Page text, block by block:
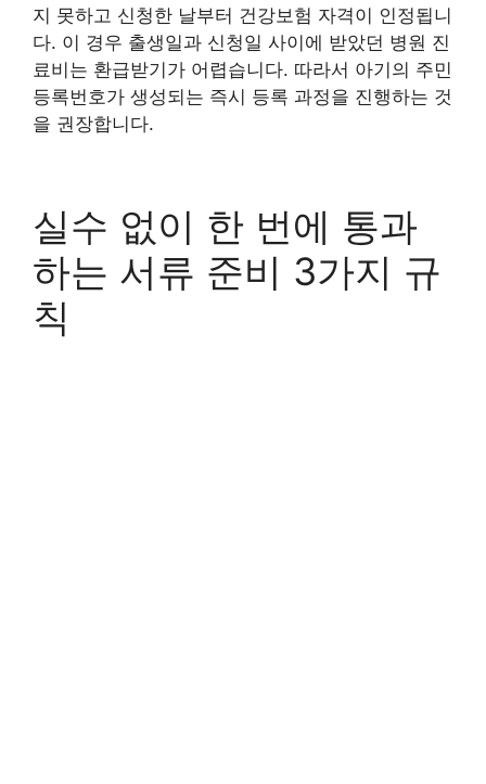
지 못하고 신청한 날부터 건강보험 자격이 인정됩니
다. 이 경우 출생일과 신청일 사이에 받았던 병원 진
료비는 환급받기가 어렵습니다. 따라서 아기의 주민
등록번호가 생성되는 즉시 등록 과정을 진행하는 것
을 권장합니다.
실수 없이 한 번에 통과
하는 서류 준비 3가지 규
칙